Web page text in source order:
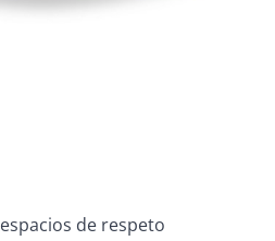
de respeto